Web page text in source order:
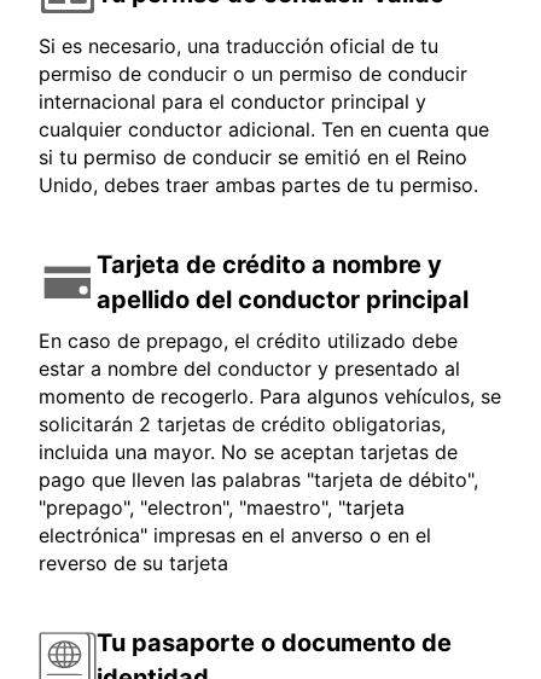
Si es necesario, una traducción oficial de tu
permiso de conducir o un permiso de conducir
internacional para el conductor principal y
cualquier conductor adicional. Ten en cuenta que
si tu permiso de conducir se emitió en el Reino
Unido, debes traer ambas partes de tu permiso.
Tarjeta de crédito a nombre y
apellido del conductor principal
En caso de prepago, el crédito utilizado debe
estar a nombre del conductor y presentado al
momento de recogerlo. Para algunos vehículos, se
solicitarán 2 tarjetas de crédito obligatorias,
incluida una mayor. No se aceptan tarjetas de
pago que lleven las palabras "tarjeta de débito",
"prepago", "electron", "maestro", "tarjeta
electrónica" impresas en el anverso o en el
reverso de su tarjeta
Tu pasaporte o documento de